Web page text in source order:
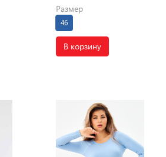
Размер
46
В корзину